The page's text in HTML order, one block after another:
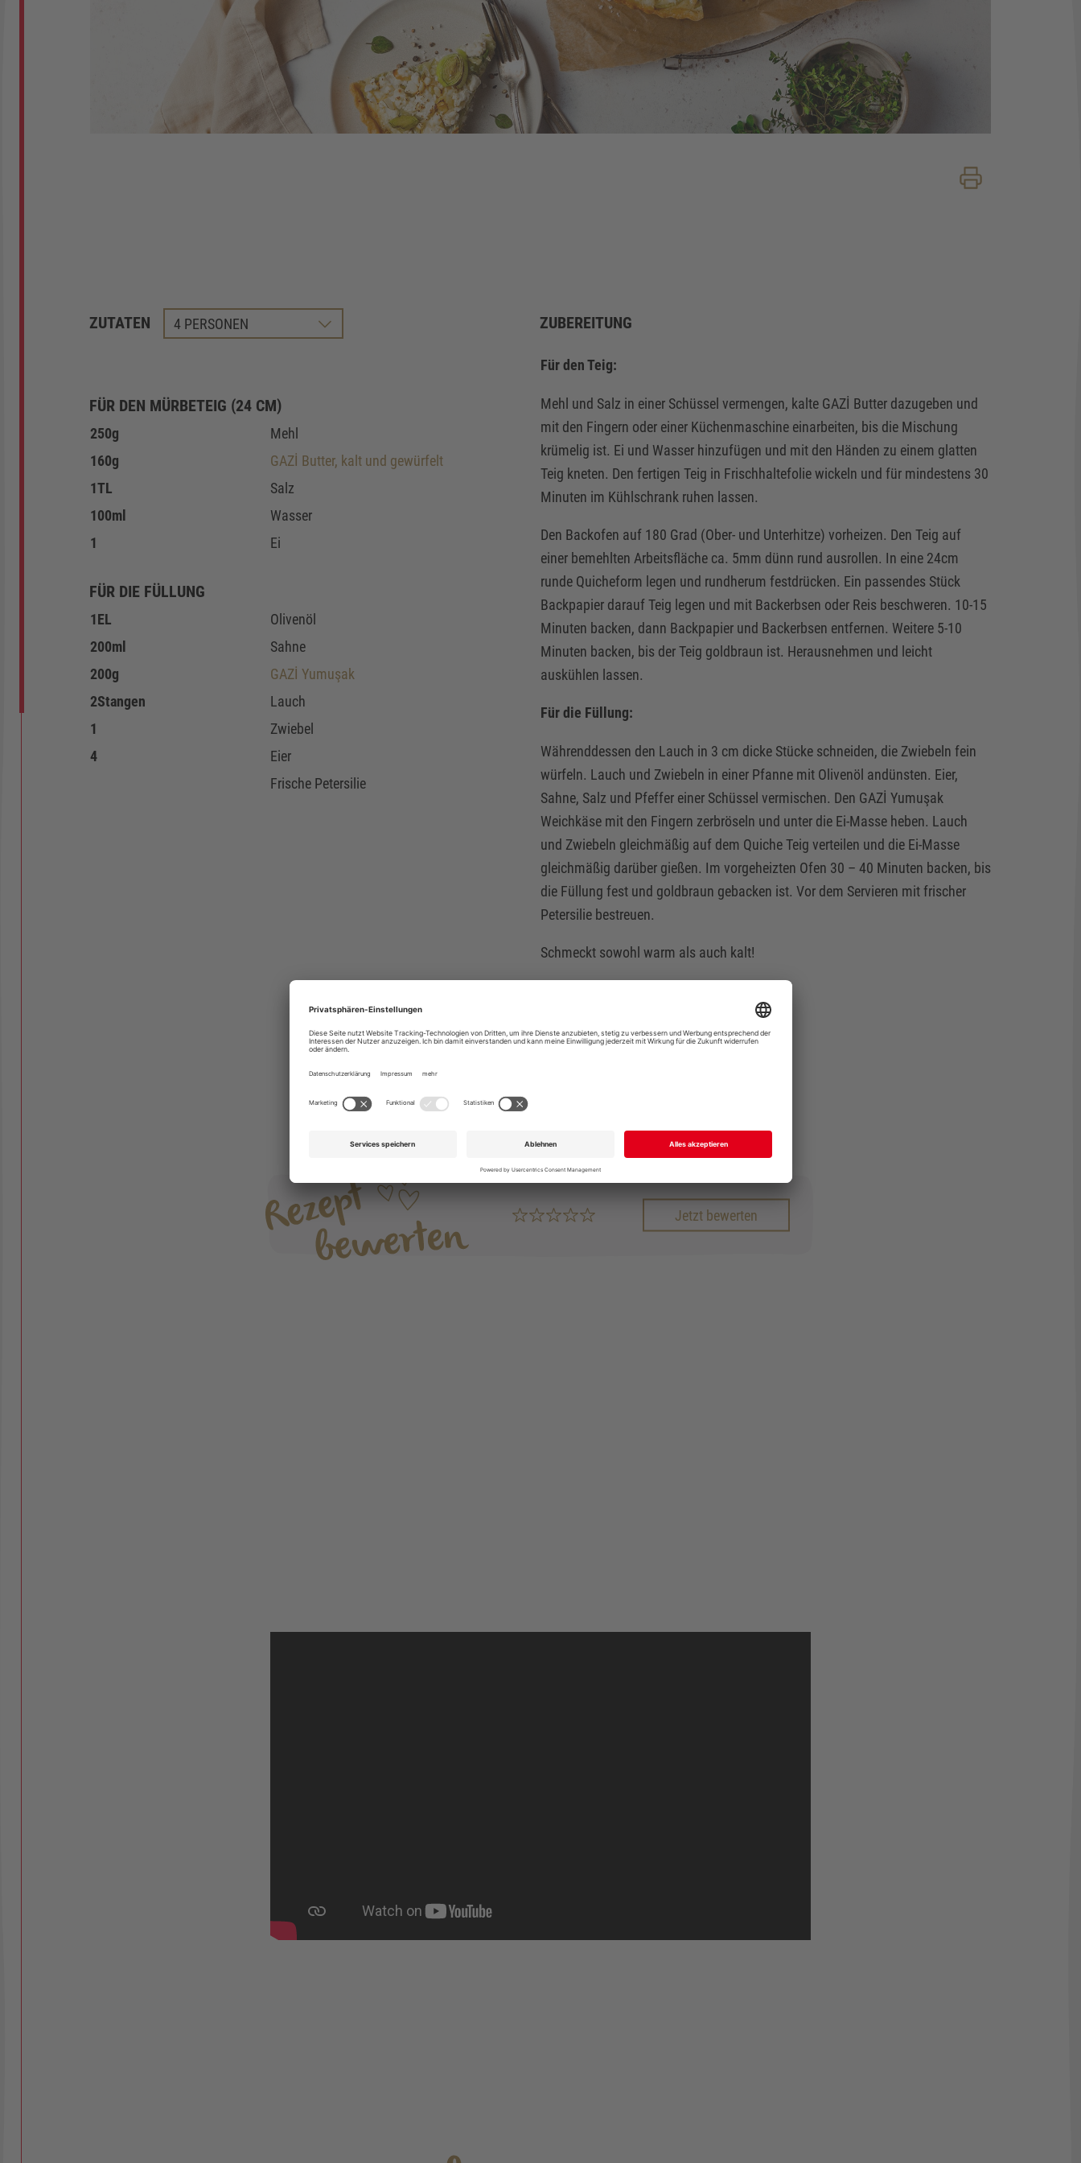
ZUTATEN
FÜR DEN MÜRBETEIG (24 CM)
250g
Mehl
160g
GAZİ Butter, kalt und gewürfelt
1TL
Salz
100ml
Wasser
1
Ei
FÜR DIE FÜLLUNG
1EL
Olivenöl
200ml
Sahne
200g
GAZİ Yumuşak
2Stangen
Lauch
1
Zwiebel
4
Eier
Frische Petersilie
ZUBEREITUNG
Für den Teig:
Mehl und Salz in einer Schüssel vermengen, kalte GAZİ Butter dazugeben und
mit den Fingern oder einer Küchenmaschine einarbeiten, bis die Mischung
krümelig ist. Ei und Wasser hinzufügen und mit den Händen zu einem glatten
Teig kneten. Den fertigen Teig in Frischhaltefolie wickeln und für mindestens 30
Minuten im Kühlschrank ruhen lassen.
Den Backofen auf 180 Grad (Ober- und Unterhitze) vorheizen. Den Teig auf
einer bemehlten Arbeitsfläche ca. 5mm dünn rund ausrollen. In eine 24cm
runde Quicheform legen und rundherum festdrücken. Ein passendes Stück
Backpapier darauf Teig legen und mit Backerbsen oder Reis beschweren. 10-15
Minuten backen, dann Backpapier und Backerbsen entfernen. Weitere 5-10
Minuten backen, bis der Teig goldbraun ist. Herausnehmen und leicht
auskühlen lassen.
Für die Füllung:
Währenddessen den Lauch in 3 cm dicke Stücke schneiden, die Zwiebeln fein
würfeln. Lauch und Zwiebeln in einer Pfanne mit Olivenöl andünsten. Eier,
Sahne, Salz und Pfeffer einer Schüssel vermischen. Den GAZİ Yumuşak
Weichkäse mit den Fingern zerbröseln und unter die Ei-Masse heben. Lauch
und Zwiebeln gleichmäßig auf dem Quiche Teig verteilen und die Ei-Masse
gleichmäßig darüber gießen. Im vorgeheizten Ofen 30 – 40 Minuten backen, bis
die Füllung fest und goldbraun gebacken ist. Vor dem Servieren mit frischer
Petersilie bestreuen.
Schmeckt sowohl warm als auch kalt!
Jetzt bewerten
NOCH FRAGEN OFFEN?
GERNE HELFEN WIR WEITER!
Senden
GERNE AUCH DIREKT UNTER
+49 711 168 610